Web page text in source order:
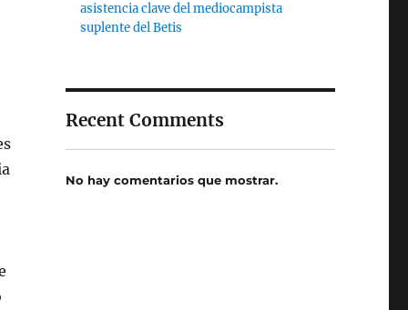
asistencia clave del mediocampista
suplente del Betis
Recent Comments
No hay comentarios que mostrar.